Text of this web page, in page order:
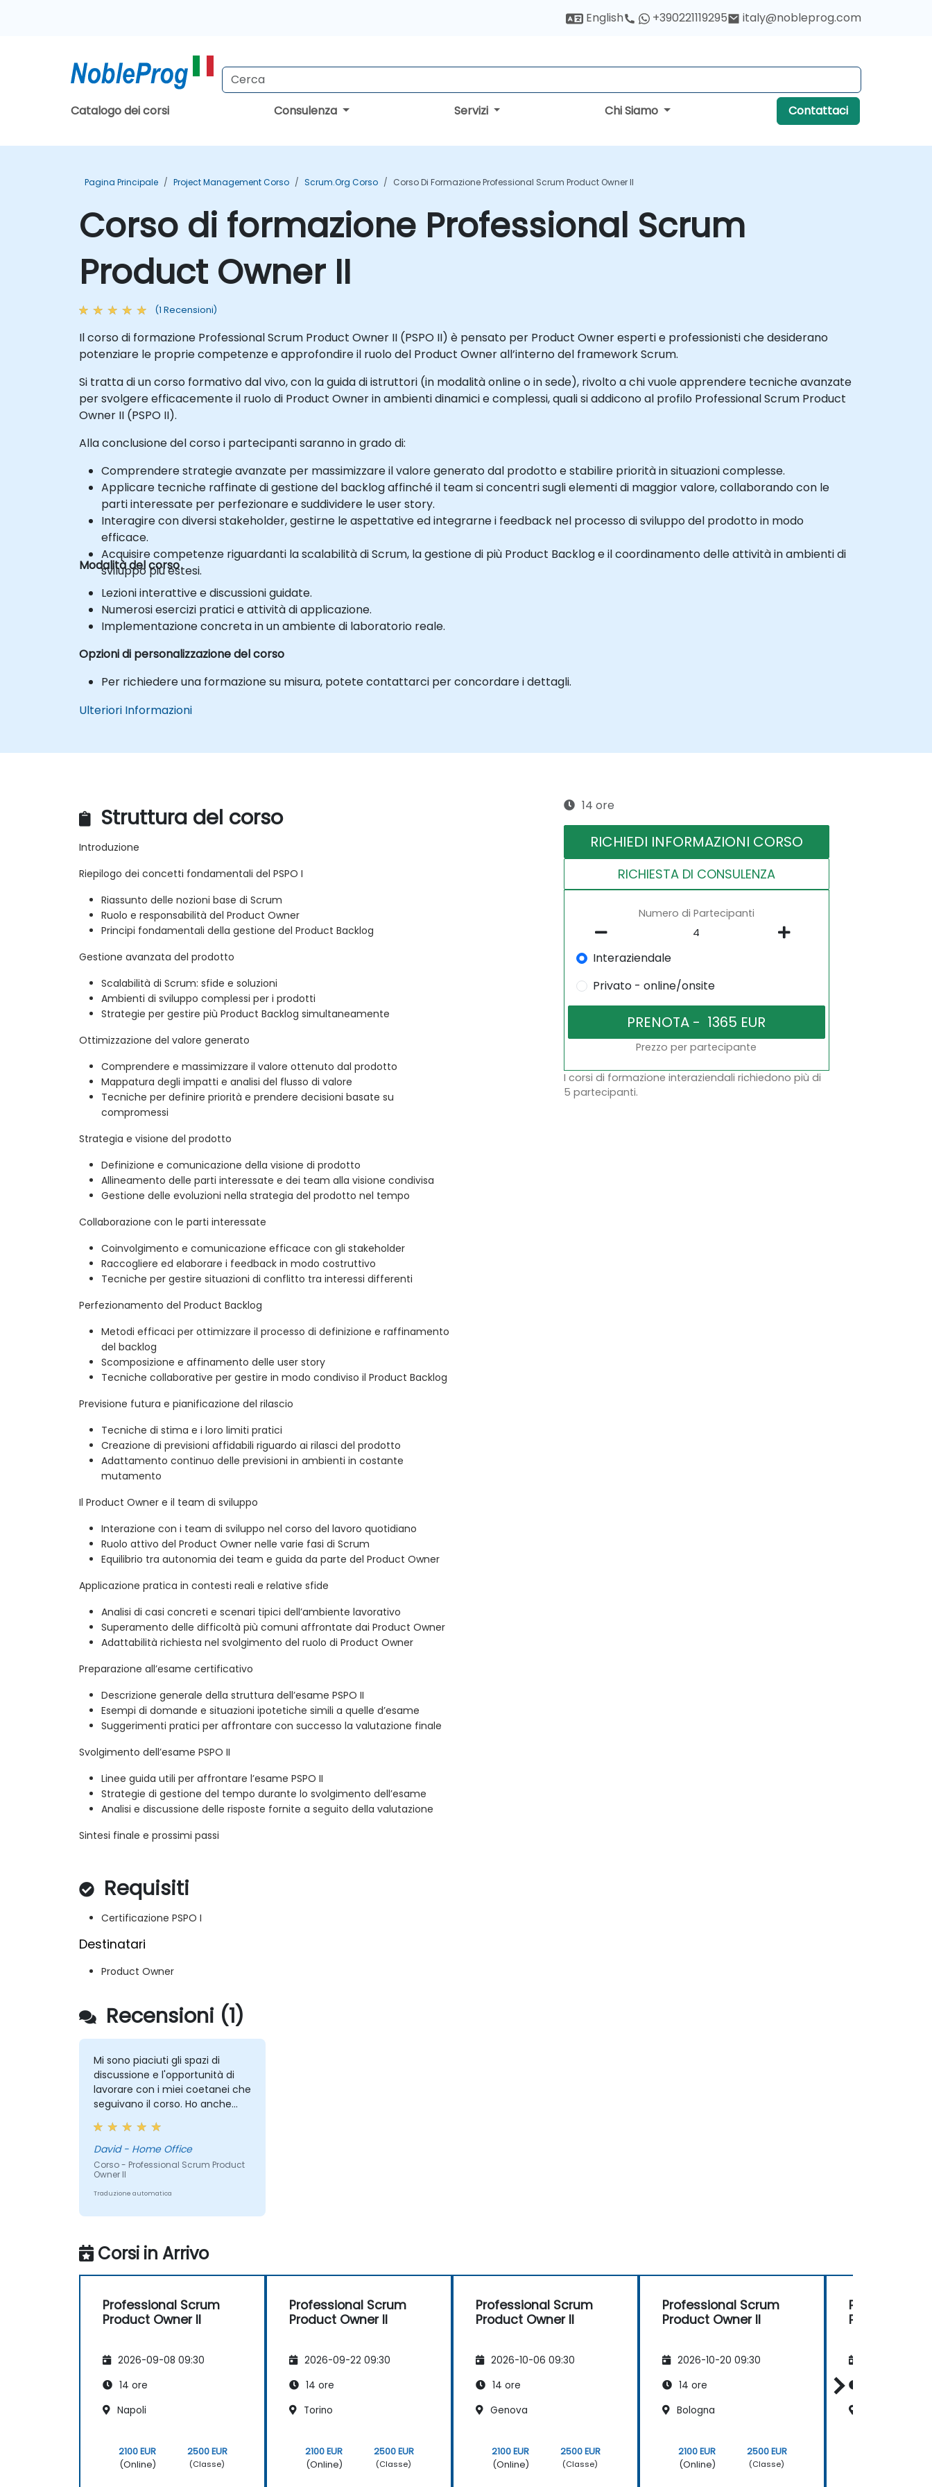
English +390221119295 italy@nobleprog.com
Catalogo dei corsi Consulenza Servizi Chi Siamo Contattaci
Pagina Principale Project Management Corso Scrum.org Corso Corso Di Formazione Professional Scrum Product Owner II
Corso di formazione Professional Scrum
Product Owner II
(1 Recensioni)
Il corso di formazione Professional Scrum Product Owner II (PSPO II) è pensato per Product Owner esperti e professionisti che desiderano
potenziare le proprie competenze e approfondire il ruolo del Product Owner all’interno del framework Scrum.
Si tratta di un corso formativo dal vivo, con la guida di istruttori (in modalità online o in sede), rivolto a chi vuole apprendere tecniche avanzate
per svolgere efficacemente il ruolo di Product Owner in ambienti dinamici e complessi, quali si addicono al profilo Professional Scrum Product
Owner II (PSPO II).
Alla conclusione del corso i partecipanti saranno in grado di:
Comprendere strategie avanzate per massimizzare il valore generato dal prodotto e stabilire priorità in situazioni complesse.
Applicare tecniche raffinate di gestione del backlog affinché il team si concentri sugli elementi di maggior valore, collaborando con le
parti interessate per perfezionare e suddividere le user story.
Interagire con diversi stakeholder, gestirne le aspettative ed integrarne i feedback nel processo di sviluppo del prodotto in modo
efficace.
Acquisire competenze riguardanti la scalabilità di Scrum, la gestione di più Product Backlog e il coordinamento delle attività in ambienti di
sviluppo più estesi.
Modalità del corso
Lezioni interattive e discussioni guidate.
Numerosi esercizi pratici e attività di applicazione.
Implementazione concreta in un ambiente di laboratorio reale.
Opzioni di personalizzazione del corso
Per richiedere una formazione su misura, potete contattarci per concordare i dettagli.
Ulteriori Informazioni
Struttura del corso
Introduzione
Riepilogo dei concetti fondamentali del PSPO I
Riassunto delle nozioni base di Scrum
Ruolo e responsabilità del Product Owner
Principi fondamentali della gestione del Product Backlog
Gestione avanzata del prodotto
Scalabilità di Scrum: sfide e soluzioni
Ambienti di sviluppo complessi per i prodotti
Strategie per gestire più Product Backlog simultaneamente
Ottimizzazione del valore generato
Comprendere e massimizzare il valore ottenuto dal prodotto
Mappatura degli impatti e analisi del flusso di valore
Tecniche per definire priorità e prendere decisioni basate su
compromessi
Strategia e visione del prodotto
Definizione e comunicazione della visione di prodotto
Allineamento delle parti interessate e dei team alla visione condivisa
Gestione delle evoluzioni nella strategia del prodotto nel tempo
Collaborazione con le parti interessate
Coinvolgimento e comunicazione efficace con gli stakeholder
Raccogliere ed elaborare i feedback in modo costruttivo
Tecniche per gestire situazioni di conflitto tra interessi differenti
Perfezionamento del Product Backlog
Metodi efficaci per ottimizzare il processo di definizione e raffinamento
del backlog
Scomposizione e affinamento delle user story
Tecniche collaborative per gestire in modo condiviso il Product Backlog
Previsione futura e pianificazione del rilascio
Tecniche di stima e i loro limiti pratici
Creazione di previsioni affidabili riguardo ai rilasci del prodotto
Adattamento continuo delle previsioni in ambienti in costante
mutamento
Il Product Owner e il team di sviluppo
Interazione con i team di sviluppo nel corso del lavoro quotidiano
Ruolo attivo del Product Owner nelle varie fasi di Scrum
Equilibrio tra autonomia dei team e guida da parte del Product Owner
Applicazione pratica in contesti reali e relative sfide
Analisi di casi concreti e scenari tipici dell’ambiente lavorativo
Superamento delle difficoltà più comuni affrontate dai Product Owner
Adattabilità richiesta nel svolgimento del ruolo di Product Owner
Preparazione all’esame certificativo
Descrizione generale della struttura dell’esame PSPO II
Esempi di domande e situazioni ipotetiche simili a quelle d’esame
Suggerimenti pratici per affrontare con successo la valutazione finale
Svolgimento dell’esame PSPO II
Linee guida utili per affrontare l’esame PSPO II
Strategie di gestione del tempo durante lo svolgimento dell’esame
Analisi e discussione delle risposte fornite a seguito della valutazione
Sintesi finale e prossimi passi
Requisiti
Certificazione PSPO I
Destinatari
Product Owner
14 ore
RICHIEDI INFORMAZIONI CORSO
RICHIESTA DI CONSULENZA
Numero di Partecipanti
Interaziendale
Privato - online/onsite
Prezzo per partecipante
I corsi di formazione interaziendali richiedono più di
5 partecipanti.
Recensioni (1)
Mi sono piaciuti gli spazi di
discussione e l'opportunità di
lavorare con i miei coetanei che
seguivano il corso. Ho anche
apprezzato il piccolo gruppo in
cui mi trovavo, anche se
capisco che questo non sia la
norma.
David - Home Office
Corso - Professional Scrum Product
Owner II
Traduzione automatica
Corsi in Arrivo
Professional Scrum
Product Owner II
2026-09-08 09:30
14 ore
Napoli
2100 EUR
(Online)
2500 EUR
(Classe)
Professional Scrum
Product Owner II
2026-09-22 09:30
14 ore
Torino
2100 EUR
(Online)
2500 EUR
(Classe)
Professional Scrum
Product Owner II
2026-10-06 09:30
14 ore
Genova
2100 EUR
(Online)
2500 EUR
(Classe)
Professional Scrum
Product Owner II
2026-10-20 09:30
14 ore
Bologna
2100 EUR
(Online)
2500 EUR
(Classe)
Professional
Product